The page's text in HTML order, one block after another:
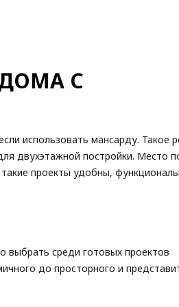
С
использовать мансарду. Такое
двухэтажной постройки. Место
проекты удобны,
выбрать среди готовых проектов
до просторного и